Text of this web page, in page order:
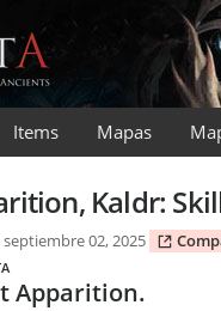
Items Mapas
Kaldr:
septiembre 02, 2025
Apparition.